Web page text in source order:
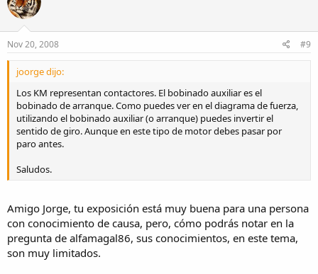
Nov 20, 2008 #9
joorge dijo:
Los KM representan contactores. El bobinado auxiliar es el
bobinado de arranque. Como puedes ver en el diagrama de fuerza,
utilizando el bobinado auxiliar (o arranque) puedes invertir el
sentido de giro. Aunque en este tipo de motor debes pasar por
paro antes.
Saludos.
Amigo Jorge, tu exposición está muy buena para una persona
con conocimiento de causa, pero, cómo podrás notar en la
pregunta de alfamagal86, sus conocimientos, en este tema,
son muy limitados.